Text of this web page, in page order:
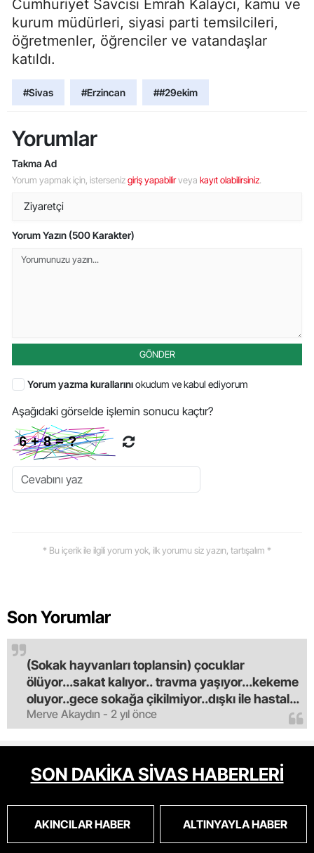
Cumhuriyet Savcısı Emrah Kalaycı, kamu ve
kurum müdürleri, siyasi parti temsilcileri,
öğretmenler, öğrenciler ve vatandaşlar
katıldı.
#Sivas #Erzincan ##29ekim
Yorumlar
Takma Ad
Yorum yapmak için, istersenizgiriş yapabilirveya kayıt olabilirsiniz.
Yorum Yazın (500 Karakter)
GÖNDER
Yorum yazma kurallarınıokudum ve kabul ediyorum
Aşağıdaki görselde işlemin sonucu kaçtır?
* Bu içerik ile ilgili yorum yok, ilk yorumu siz yazın, tartışalım *
Son Yorumlar
Merve Akaydın - 2 yıl önce
(Sokak hayvanları toplansin) çocuklar
ölüyor...sakat kalıyor.. travma yaşıyor...kekeme
oluyor..gece sokağa çikilmiyor..dışkı ile hastalık
saciyorlar.araba ve taksi olmadan eve
gldemiyoruz.artik bıktık.mama lobisinden para
alan tipler yüzünden bu vahşi hayvanlar
masum algısı yapılıyor.iki gün aç kalsa kendi
cinsini bile öldüren bu kopekler derhal
oldu.korkuyoruz.
SON DAKİKA SİVAS HABERLERİ
AKINCILAR HABER ALTINYAYLA HABER